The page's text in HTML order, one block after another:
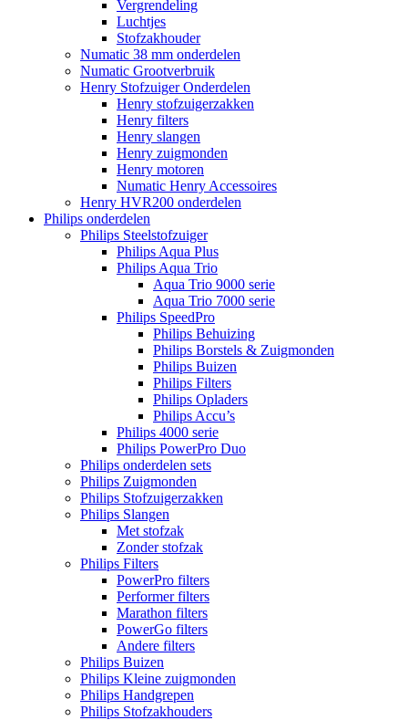
Vergrendeling
Luchtjes
Stofzakhouder
Numatic 38 mm onderdelen
Numatic Grootverbruik
Henry Stofzuiger Onderdelen
Henry stofzuigerzakken
Henry filters
Henry slangen
Henry zuigmonden
Henry motoren
Numatic Henry Accessoires
Henry HVR200 onderdelen
Philips onderdelen
Philips Steelstofzuiger
Philips Aqua Plus
Philips Aqua Trio
Aqua Trio 9000 serie
Aqua Trio 7000 serie
Philips SpeedPro
Philips Behuizing
Philips Borstels & Zuigmonden
Philips Buizen
Philips Filters
Philips Opladers
Philips Accu’s
Philips 4000 serie
Philips PowerPro Duo
Philips onderdelen sets
Philips Zuigmonden
Philips Stofzuigerzakken
Philips Slangen
Met stofzak
Zonder stofzak
Philips Filters
PowerPro filters
Performer filters
Marathon filters
PowerGo filters
Andere filters
Philips Buizen
Philips Kleine zuigmonden
Philips Handgrepen
Philips Stofzakhouders